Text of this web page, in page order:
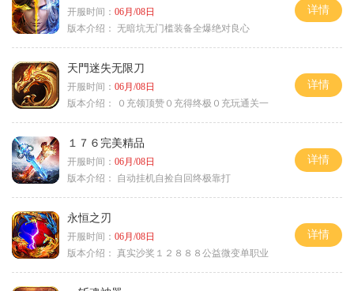
开服时间： 06月/08日
版本介绍： 无暗坑无门槛装备全爆绝对良心
详情
天門迷失无限刀
开服时间： 06月/08日
版本介绍：
０充领顶赞０充得终极０充玩通关一
详情
１７６完美精品
开服时间： 06月/08日
版本介绍：
自动挂机自捡自回终极靠打
详情
永恒之刃
开服时间： 06月/08日
版本介绍： 真实沙奖１２８８８公益微变单职业
详情